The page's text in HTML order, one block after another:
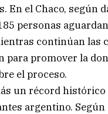
En el Chaco, según
personas
continúan las
para promover la
el proceso.
un récord histórico
argentino. Según